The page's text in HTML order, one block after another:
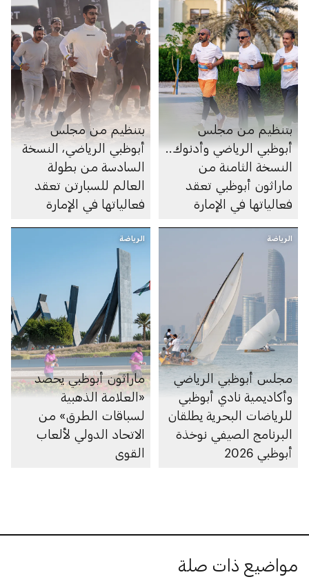
بتنظيم من مجلس
أبوظبي الرياضي وأدنوك..
النسخة الثامنة من
ماراثون أبوظبي تعقد
فعالياتها في الإمارة
بتنظيم من مجلس
أبوظبي الرياضي، النسخة
السادسة من بطولة
العالم للسبارتن تعقد
فعالياتها في الإمارة
الرياضة
مجلس أبوظبي الرياضي
وأكاديمية نادي أبوظبي
للرياضات البحرية يطلقان
البرنامج الصيفي نوخذة
أبوظبي 2026
الرياضة
ماراثون أبوظبي يحصد
«العلامة الذهبية
لسباقات الطرق» من
الاتحاد الدولي لألعاب
القوى
مواضيع ذات صلة